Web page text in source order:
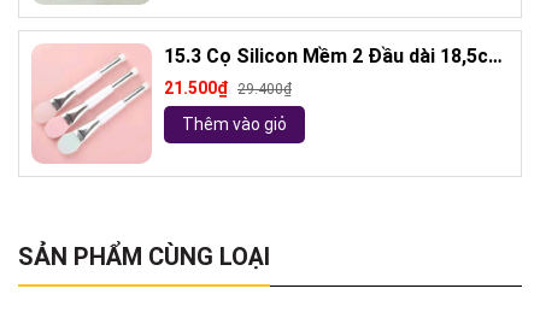
15.3 Cọ Silicon Mềm 2 Đầu dài 18,5cm
( ngẫu nhiên)
21.500₫ 29.400₫
Thêm vào giỏ
SẢN PHẨM CÙNG LOẠI